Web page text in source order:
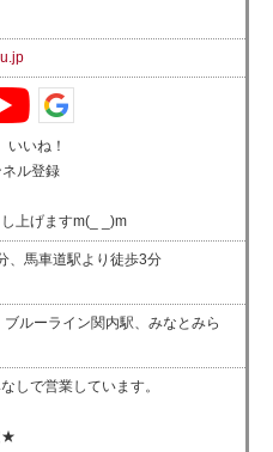
いね！
ル登録
上げますm(_ _)m
、馬車道駅より徒歩3分
ルーライン関内駅、みなとみら
しで営業しています。
★